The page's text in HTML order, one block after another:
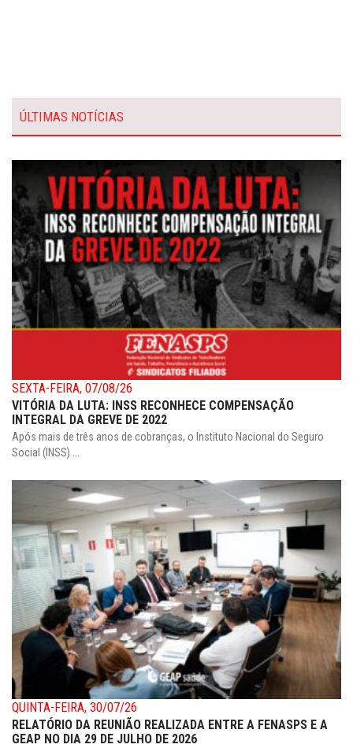
ÚLTIMAS NOTÍCIAS
SEXTA-FEIRA, 07/08/26
VITÓRIA DA LUTA: INSS RECONHECE COMPENSAÇÃO
INTEGRAL DA GREVE DE 2022
Após mais de três anos de cobranças, o Instituto Nacional do Seguro
Social (INSS) ...
QUINTA-FEIRA, 30/07/26
RELATÓRIO DA REUNIÃO REALIZADA ENTRE A FENASPS E A
GEAP NO DIA 29 DE JULHO DE 2026